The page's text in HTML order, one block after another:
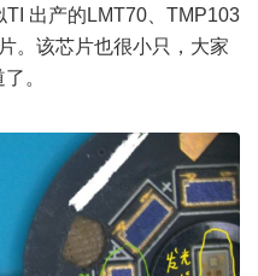
出产的LMT70、TMP103
。该芯片也很小只，大家
。